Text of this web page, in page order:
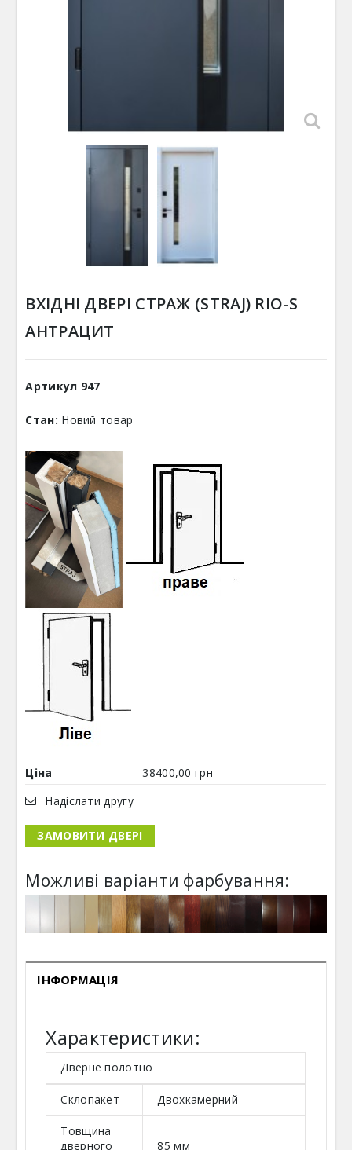
ВХІДНІ ДВЕРІ СТРАЖ (STRAJ) RIO-S
АНТРАЦИТ
Артикул 947
Стан: Новий товар
Ціна
38400,00 грн
Надіслати другу
ЗАМОВИТИ ДВЕРІ
Можливі варіанти фарбування:
ІНФОРМАЦІЯ
Характеристики:
Дверне полотно
Склопакет Двохкамерний
Товщина
дверного
85 мм